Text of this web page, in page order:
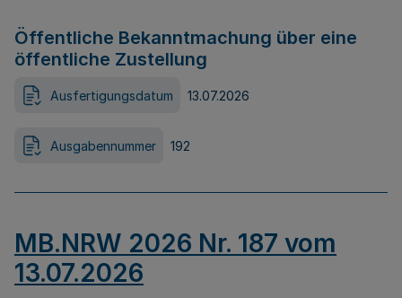
Öffentliche Bekanntmachung über eine
öffentliche Zustellung
Ausfertigungsdatum 13.07.2026
Ausgabennummer 192
MB.NRW 2026 Nr. 187 vom
13.07.2026